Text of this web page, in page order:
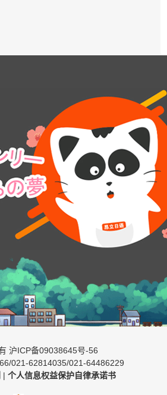
沪ICP备09038645号-56
021-62814035/021-64486229
| 个人信息权益保护自律承诺书